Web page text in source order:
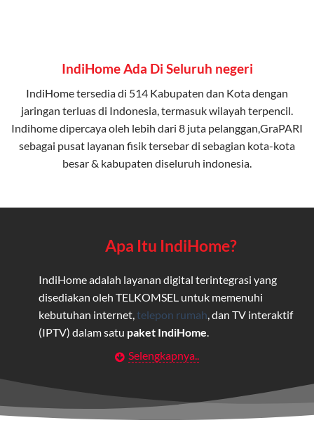
IndiHome Ada Di Seluruh negeri
IndiHome tersedia di 514 Kabupaten dan Kota dengan
jaringan terluas di Indonesia, termasuk wilayah terpencil.
Indihome dipercaya oleh lebih dari 8 juta pelanggan,GraPARI
sebagai pusat layanan fisik tersebar di sebagian kota-kota
besar & kabupaten diseluruh indonesia.
Apa Itu IndiHome?
IndiHome adalah layanan digital terintegrasi yang
disediakan oleh TELKOMSEL untuk memenuhi
kebutuhan internet, telepon rumah , dan TV interaktif
(IPTV) dalam satu paket IndiHome
Layanan Wifi Indihome ini dirancang untuk
maupun individu yang membutuhkan konektivitas dan
hiburan berkualitas tinggi.
Selengkapnya..